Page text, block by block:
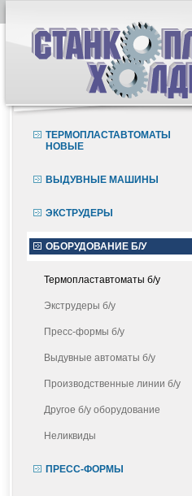
ТЕРМОПЛАСТАВТОМАТЫ
НОВЫЕ
ВЫДУВНЫЕ МАШИНЫ
ЭКСТРУДЕРЫ
ОБОРУДОВАНИЕ Б/У
Термопластавтоматы б/у
Экструдеры б/у
Пресс-формы б/у
Выдувные автоматы б/у
Производственные линии б/у
Другое б/у оборудование
Неликвиды
ПРЕСС-ФОРМЫ